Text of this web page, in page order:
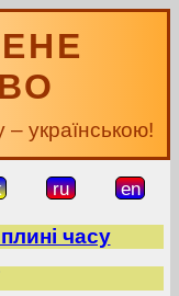
українською!
ru en
часу